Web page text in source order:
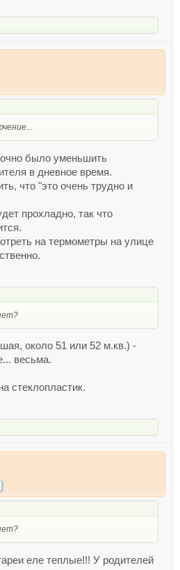
было уменьшить
в дневное время.
что "это очень трудно и
прохладно, так что
на термометры на улице
около 51 или 52 м.кв.) -
весьма.
стеклопластик.
еле теплые!!! У родителей